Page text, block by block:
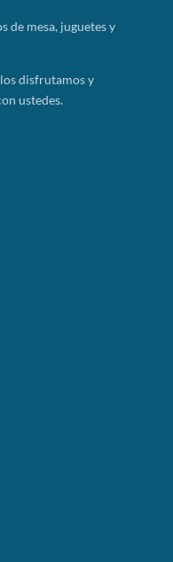
de mesa, juguetes y
disfrutamos y
ustedes.